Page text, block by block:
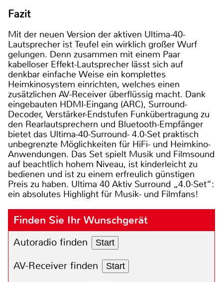
Fazit
Mit der neuen Version der aktiven Ultima-40-
Lautsprecher ist Teufel ein wirklich großer Wurf
gelungen. Denn zusammen mit einem Paar
kabelloser Effekt-Lautsprecher lässt sich auf
denkbar einfache Weise ein komplettes
Heimkinosystem einrichten, welches einen
zusätzlichen AV-Receiver überflüssig macht. Dank
eingebauten HDMI-Eingang (ARC), Surround-
Decoder, Verstärker-Endstufen Funkübertragung zu
den Rearlautsprechern und Bluetooth-Empfänger
bietet das Ultima-40-Surround- 4.0-Set praktisch
unbegrenzte Möglichkeiten für HiFi- und Heimkino-
Anwendungen. Das Set spielt Musik und Filmsound
auf beachtlich hohem Niveau, ist kinderleicht zu
bedienen und ist zu einem erfreulich günstigen
Preis zu haben. Ultima 40 Aktiv Surround „4.0-Set“:
ein absolutes Highlight für Musik- und Filmfans!
Finden Sie Ihr Wunschgerät
Autoradio finden Start
AV-Receiver finden Start